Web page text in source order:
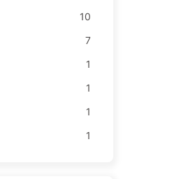
10
7
1
1
1
1